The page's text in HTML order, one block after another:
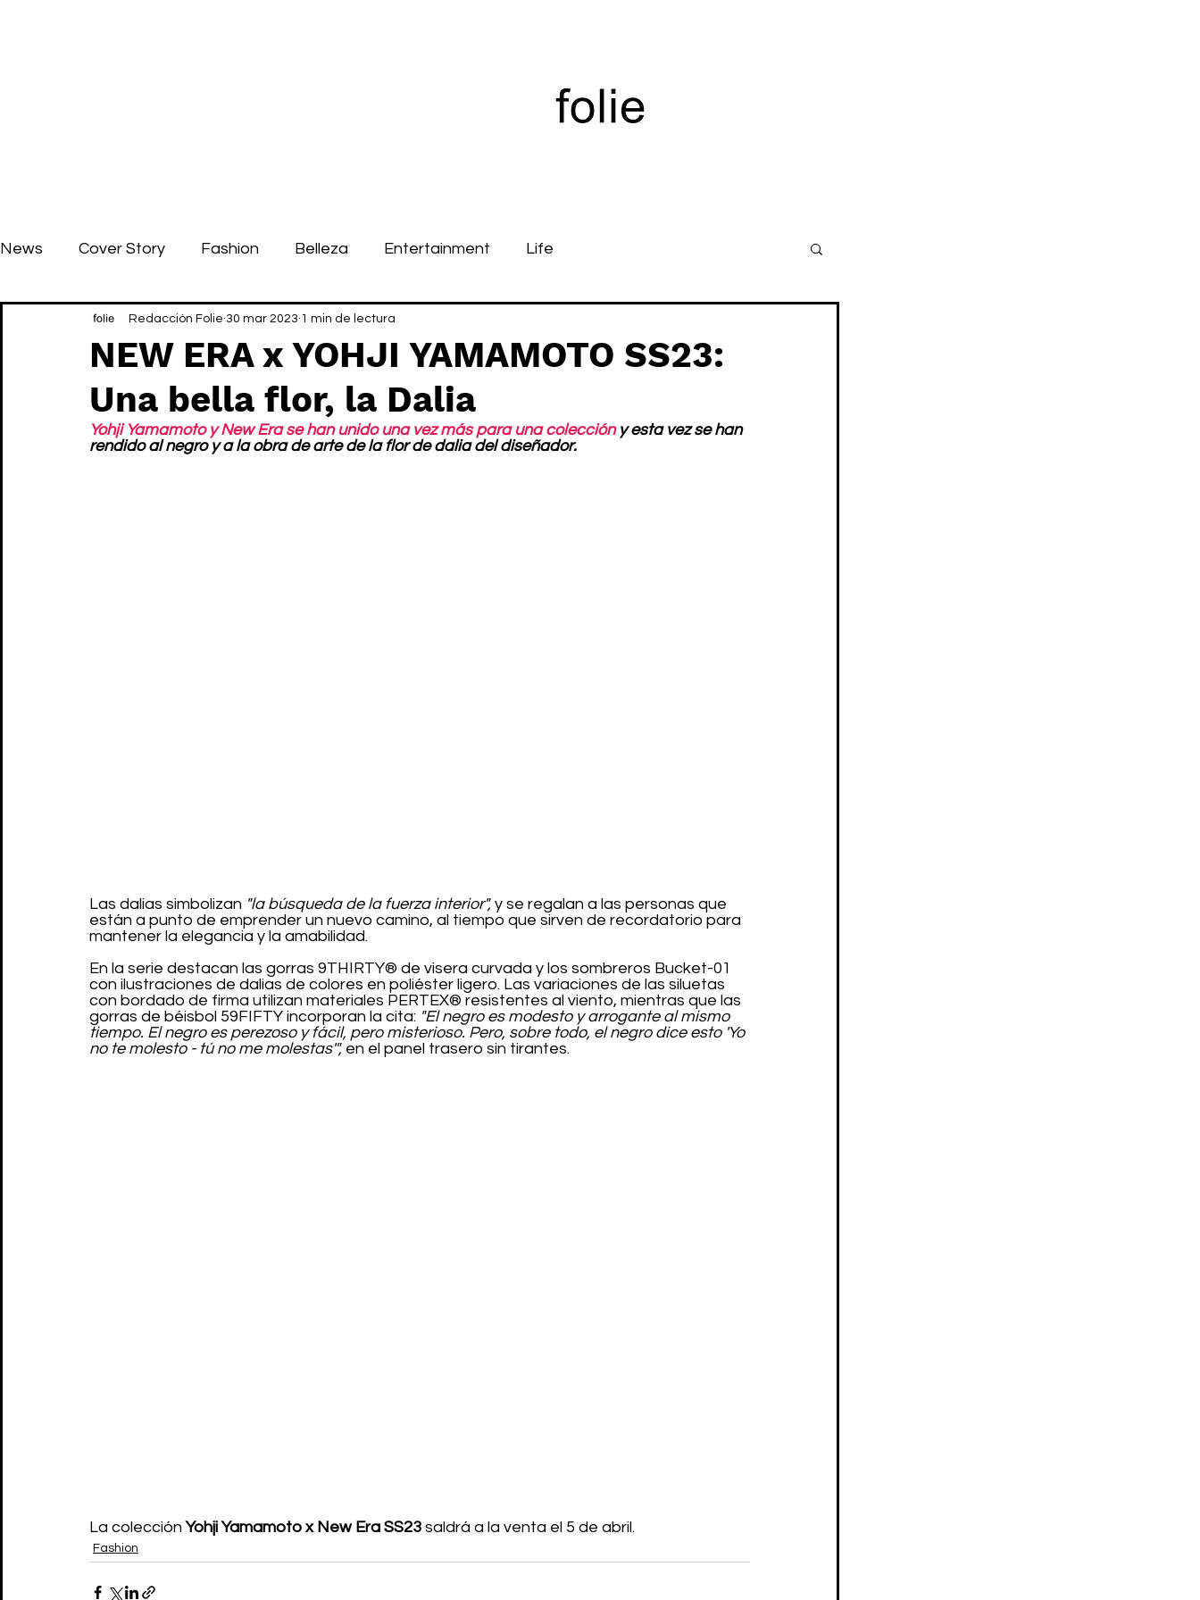
News Cover Story Fashion Belleza Entertainment Life
NEW ERA x YOHJI YAMAMOTO SS23:
Una bella flor, la Dalia
Redacción Folie 30 mar 2023 1 min de lectura
Yohji Yamamoto y New Era se han unido una vez más para una colección y esta vez se han
rendido al negro y a la obra de arte de la flor de dalia del diseñador.
Las dalias simbolizan "la búsqueda de la fuerza interior", y se regalan a las personas que
están a punto de emprender un nuevo camino, al tiempo que sirven de recordatorio para
mantener la elegancia y la amabilidad.
En la serie destacan las gorras 9THIRTY® de visera curvada y los sombreros Bucket-01
con ilustraciones de dalias de colores en poliéster ligero. Las variaciones de las siluetas
con bordado de firma utilizan materiales PERTEX® resistentes al viento, mientras que las
gorras de béisbol 59FIFTY incorporan la cita: "El negro es modesto y arrogante al mismo
tiempo. El negro es perezoso y fácil, pero misterioso. Pero, sobre todo, el negro dice esto 'Yo
no te molesto - tú no me molestas'", en el panel trasero sin tirantes.
La colección Yohji Yamamoto x New Era SS23 saldrá a la venta el 5 de abril.
Fashion